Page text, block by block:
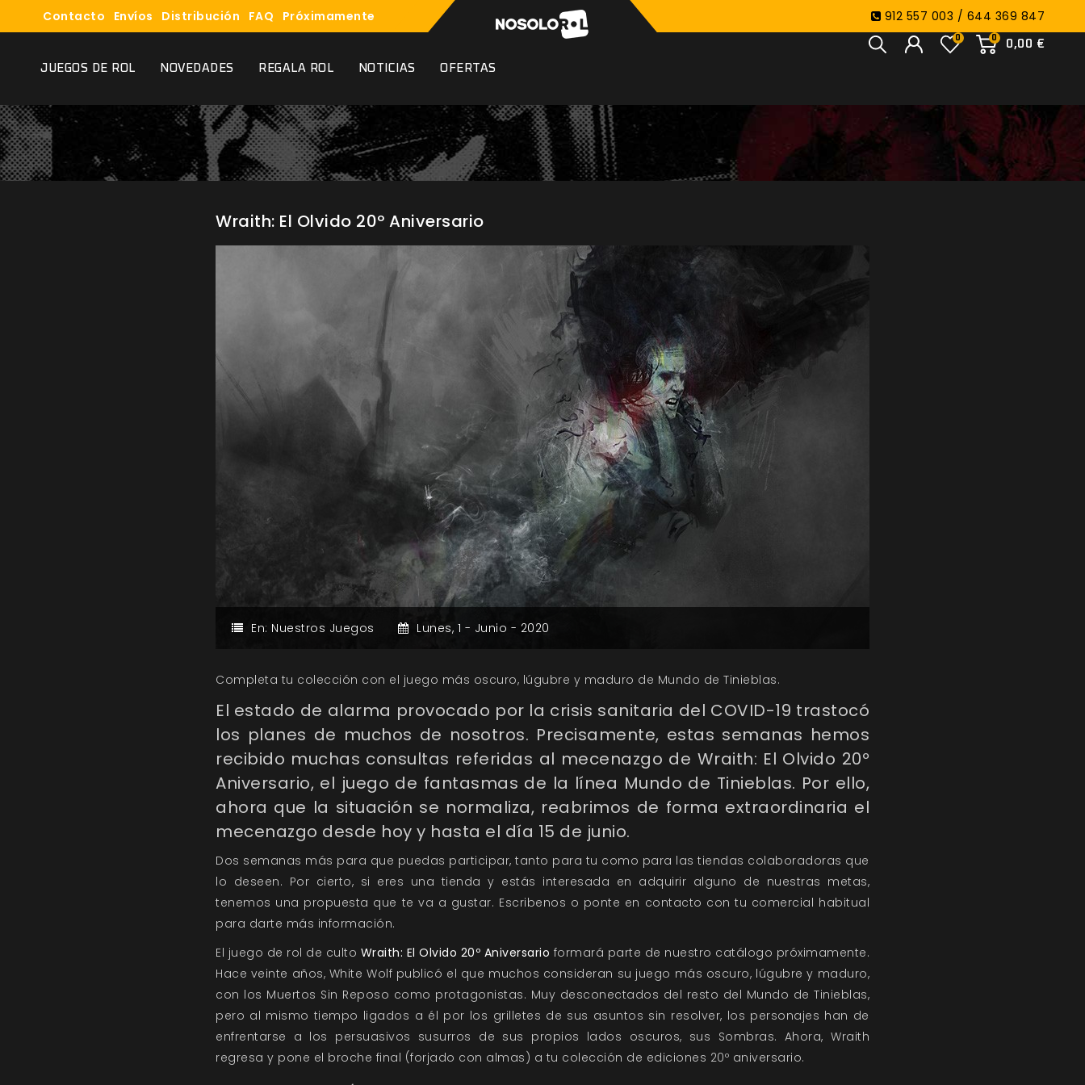
Contacto Envíos Distribución FAQ Próximamente 912 557 003 / 644 369 847
0
0,00 €
0
JUEGOS DE ROL NOVEDADES REGALA ROL NOTICIAS OFERTAS
Wraith: El Olvido 20º Aniversario
En: Nuestros Juegos Lunes, 1 - Junio - 2020
Completa tu colección con el juego más oscuro, lúgubre y maduro de Mundo de Tinieblas.
El estado de alarma provocado por la crisis sanitaria del COVID-19 trastocó
los planes de muchos de nosotros. Precisamente, estas semanas hemos
recibido muchas consultas referidas al mecenazgo de Wraith: El Olvido 20º
Aniversario, el juego de fantasmas de la línea Mundo de Tinieblas. Por ello,
ahora que la situación se normaliza, reabrimos de forma extraordinaria el
mecenazgo desde hoy y hasta el día 15 de junio.
Dos semanas más para que puedas participar, tanto para tu como para las tiendas colaboradoras que
lo deseen. Por cierto, si eres una tienda y estás interesada en adquirir alguno de nuestras metas,
tenemos una propuesta que te va a gustar. Escribenos o ponte en contacto con tu comercial habitual
para darte más información.
El juego de rol de culto Wraith: El Olvido 20º Aniversario formará parte de nuestro catálogo próximamente.
Hace veinte años, White Wolf publicó el que muchos consideran su juego más oscuro, lúgubre y maduro,
con los Muertos Sin Reposo como protagonistas. Muy desconectados del resto del Mundo de Tinieblas,
pero al mismo tiempo ligados a él por los grilletes de sus asuntos sin resolver, los personajes han de
enfrentarse a los persuasivos susurros de sus propios lados oscuros, sus Sombras. Ahora, Wraith
regresa y pone el broche final (forjado con almas) a tu colección de ediciones 20º aniversario.